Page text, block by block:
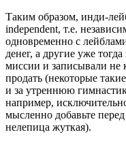
Таким образом, инди-
independent, т.е.
одновременно с
денег, а другие уже
миссии и записывали
продать (некоторые
и за утреннюю
например,
мысленно добавьте
нелепица жуткая).